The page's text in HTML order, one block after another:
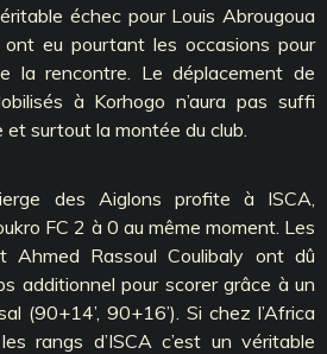
échec pour Louis Abrougoua
eu pourtant les occasions pour
la rencontre. Le déplacement de
à Korhogo n’aura pas suffi
surtout la montée du club.
des Aiglons profite à ISCA,
FC 2 à 0 au même moment. Les
Ahmed Rassoul Coulibaly ont dû
additionnel pour scorer grâce à un
(90+14’, 90+16’). Si chez l’Africa
rangs d’ISCA c’est un véritable